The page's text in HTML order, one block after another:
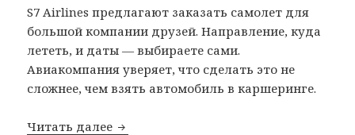
S7 Airlines предлагают заказать самолет для
большой компании друзей. Направление, куда
лететь, и даты — выбираете сами.
Авиакомпания уверяет, что сделать это не
сложнее, чем взять автомобиль в каршеринге.
Читать далее Бронируем целый самолет у S7